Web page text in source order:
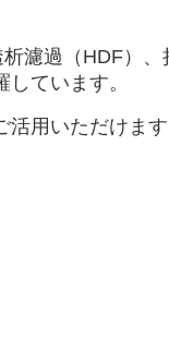
濾過（HDF）
ています。
用いただけます